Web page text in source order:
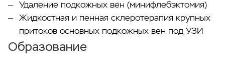
Удаление подкожных вен (минифлебэктомия)
Жидкостная и пенная склеротерапия крупных
притоков основных подкожных вен под УЗИ
Образование